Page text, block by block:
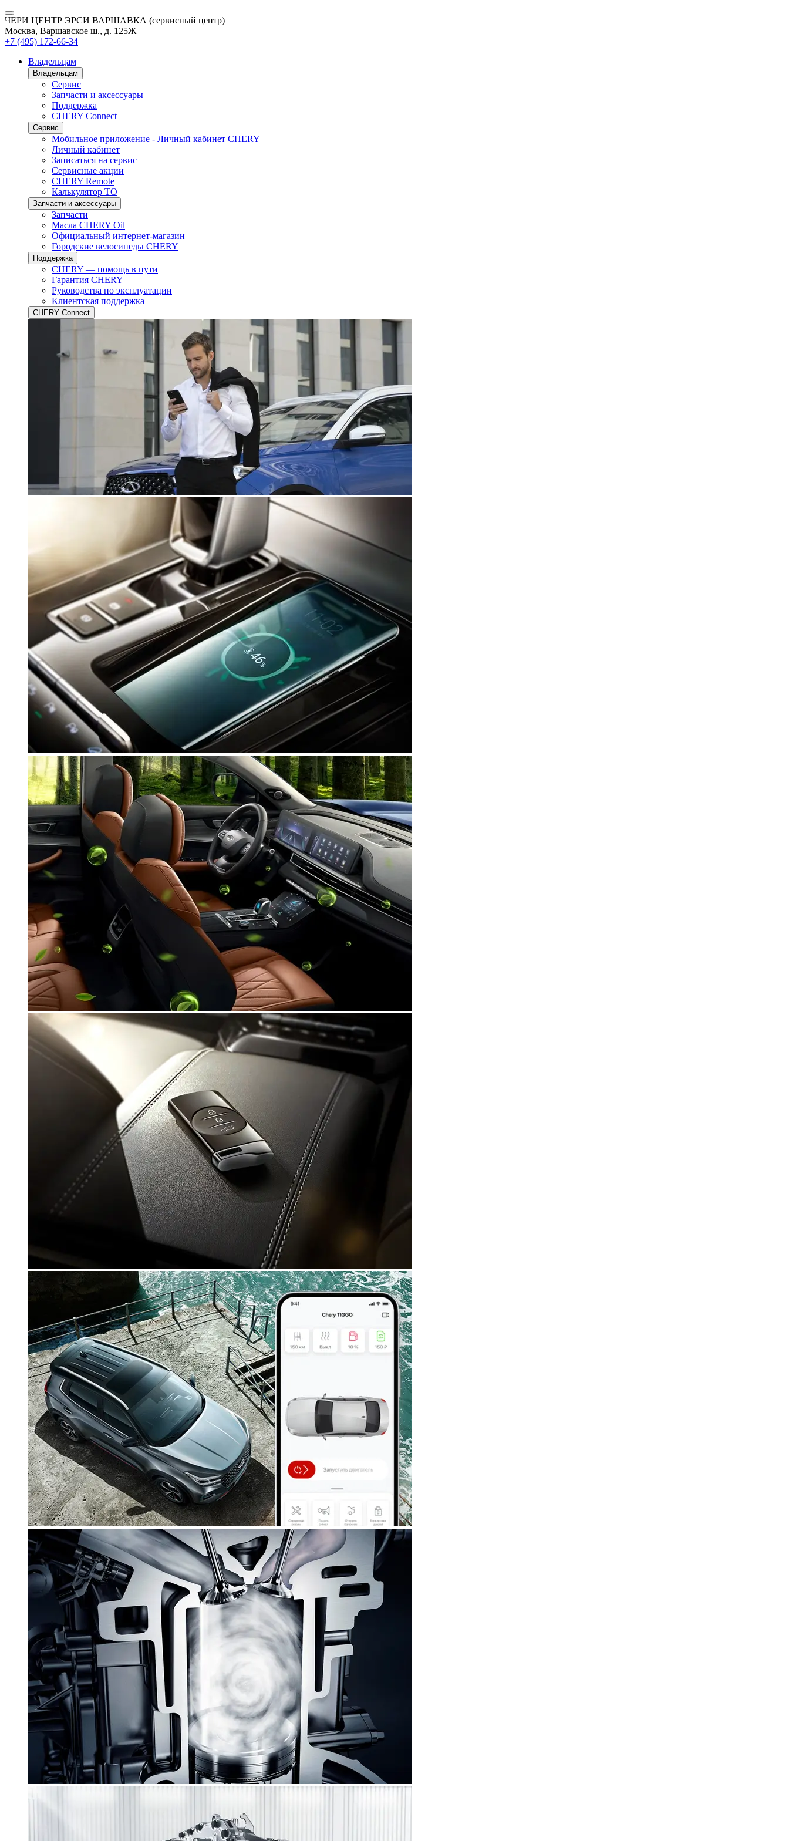
ЧЕРИ ЦЕНТР ЭРСИ ВАРШАВКА (сервисный центр)
Москва, Варшавское ш., д. 125Ж
+7 (495) 172-66-34
Владельцам
Владельцам
Сервис
Запчасти и аксессуары
Поддержка
CHERY Connect
Сервис
Мобильное приложение - Личный кабинет CHERY
Личный кабинет
Записаться на сервис
Сервисные акции
CHERY Remote
Калькулятор ТО
Запчасти и аксессуары
Запчасти
Масла CHERY Oil
Официальный интернет-магазин
Городские велосипеды CHERY
Поддержка
CHERY — помощь в пути
Гарантия CHERY
Руководства по эксплуатации
Клиентская поддержка
CHERY Connect